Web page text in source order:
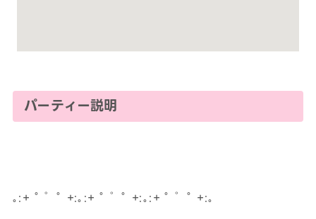
パーティー説明
｡:+ ﾟ ゜ﾟ +:｡:+ ﾟ ゜ﾟ +:｡:+ ﾟ ゜ﾟ +:｡